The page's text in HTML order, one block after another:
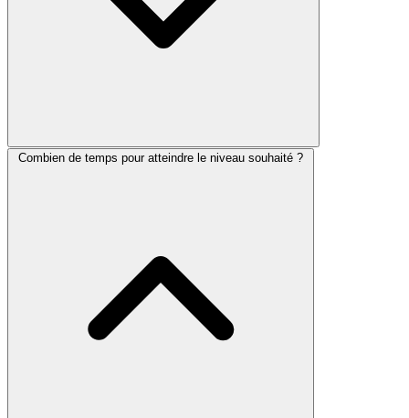
Combien de temps pour atteindre le niveau souhaité ?